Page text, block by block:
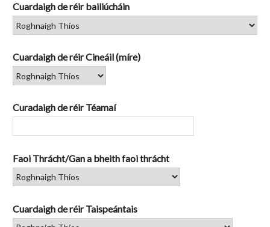
Cuardaigh de réir bailiúcháin
Cuardaigh de réir Cineáil (míre)
Curadaigh de réir Téamaí
Faoi Thrácht/Gan a bheith faoi thrácht
Cuardaigh de réir Taispeántais